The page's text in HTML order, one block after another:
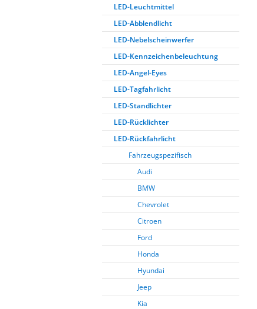
LED-Leuchtmittel
LED-Abblendlicht
LED-Nebelscheinwerfer
LED-Kennzeichenbeleuchtung
LED-Angel-Eyes
LED-Tagfahrlicht
LED-Standlichter
LED-Rücklichter
LED-Rückfahrlicht
Fahrzeugspezifisch
Audi
BMW
Chevrolet
Citroen
Ford
Honda
Hyundai
Jeep
Kia